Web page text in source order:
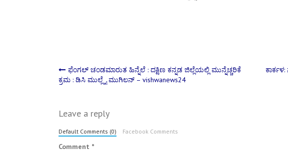
Post
ಫೆಂಗಲ್ ಚಂಡಮಾರುತ ಹಿನ್ನೆಲೆ : ದಕ್ಷಿಣ ಕನ್ನಡ ಜಿಲ್ಲೆಯಲ್ಲಿ ಮುನ್ನೆಚ್ಚರಿಕೆ
ಕ್ರಮ : ಡಿಸಿ ಮುಲ್ಲೈ ಮುಗಿಲನ್ – vishwanews24
Leave a reply
Default Comments (0) Facebook Comments
Comment *